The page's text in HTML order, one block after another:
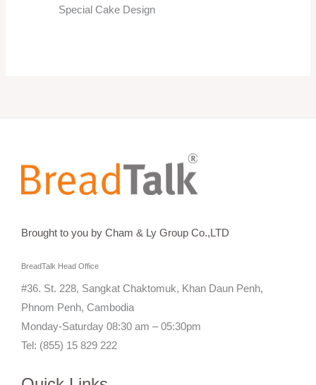
Special Cake Design
Brought to you by Cham & Ly Group Co.,LTD
BreadTalk Head Office
#36. St. 228, Sangkat Chaktomuk, Khan Daun Penh,
Phnom Penh, Cambodia
Monday-Saturday 08:30 am – 05:30pm
Tel: (855) 15 829 222